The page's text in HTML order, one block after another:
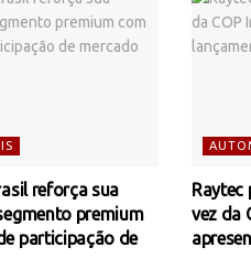
reforça sua
premium
participação de
Raytec
vez da